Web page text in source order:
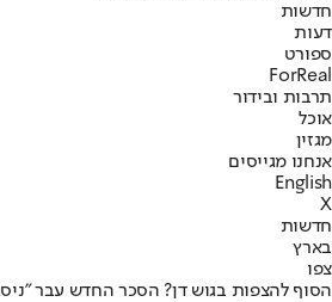
חדשות
דעות
ספורט
ForReal
תרבות ובידור
אוכל
מגזין
אנחנו מגייסים
English
X
חדשות
בארץ
צפו
הסוף להצפות בגוש דן? הסכר החדש עבר